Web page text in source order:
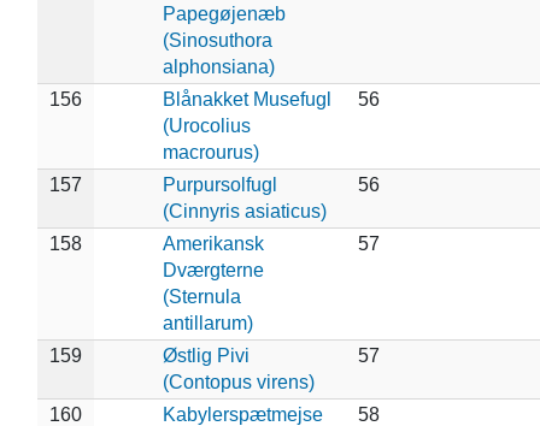
Papegøjenæb
(Sinosuthora
alphonsiana)
156
Blånakket Musefugl
(Urocolius
macrourus)
56
157
Purpursolfugl
(Cinnyris asiaticus)
56
158
Amerikansk
Dværgterne
(Sternula
antillarum)
57
159
Østlig Pivi
(Contopus virens)
57
160
Kabylerspætmejse
58